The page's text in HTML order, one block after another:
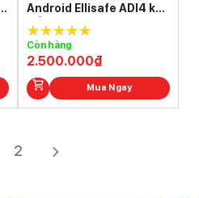
Android Ellisafe ADI4 kết
nối USB
2.500.000₫
5.0out of
5
Còn hàng
Mua Ngay
2